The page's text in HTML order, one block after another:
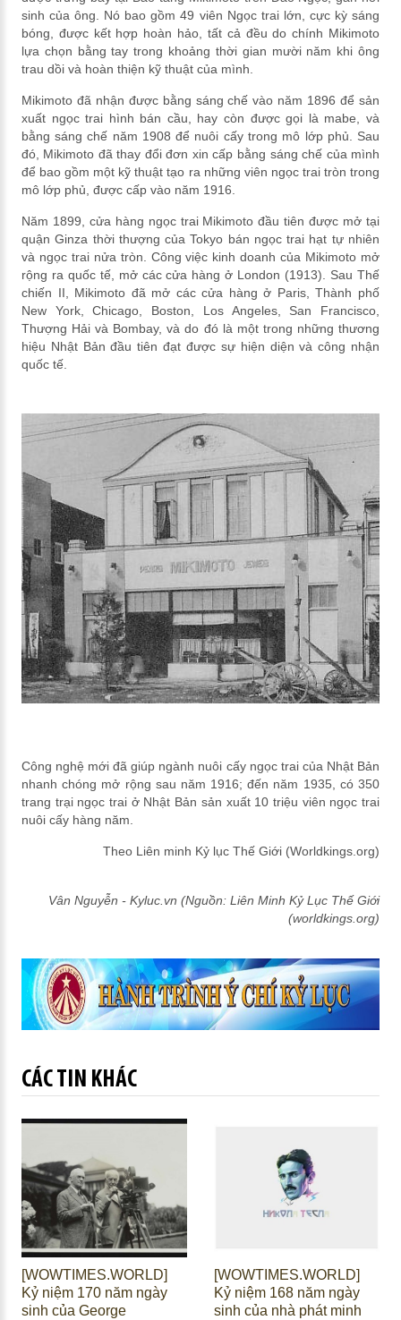
sinh của ông. Nó bao gồm 49 viên Ngọc trai lớn, cực kỳ sáng
bóng, được kết hợp hoàn hảo, tất cả đều do chính Mikimoto
lựa chọn bằng tay trong khoảng thời gian mười năm khi ông
trau dồi và hoàn thiện kỹ thuật của mình.
Mikimoto đã nhận được bằng sáng chế vào năm 1896 để sản
xuất ngọc trai hình bán cầu, hay còn được gọi là mabe, và
bằng sáng chế năm 1908 để nuôi cấy trong mô lớp phủ. Sau
đó, Mikimoto đã thay đổi đơn xin cấp bằng sáng chế của mình
để bao gồm một kỹ thuật tạo ra những viên ngọc trai tròn trong
mô lớp phủ, được cấp vào năm 1916.
Năm 1899, cửa hàng ngọc trai Mikimoto đầu tiên được mở tại
quận Ginza thời thượng của Tokyo bán ngọc trai hạt tự nhiên
và ngọc trai nửa tròn. Công việc kinh doanh của Mikimoto mở
rộng ra quốc tế, mở các cửa hàng ở London (1913). Sau Thế
chiến II, Mikimoto đã mở các cửa hàng ở Paris, Thành phố
New York, Chicago, Boston, Los Angeles, San Francisco,
Thượng Hải và Bombay, và do đó là một trong những thương
hiệu Nhật Bản đầu tiên đạt được sự hiện diện và công nhận
quốc tế.
Công nghệ mới đã giúp ngành nuôi cấy ngọc trai của Nhật Bản
nhanh chóng mở rộng sau năm 1916; đến năm 1935, có 350
trang trại ngọc trai ở Nhật Bản sản xuất 10 triệu viên ngọc trai
nuôi cấy hàng năm.
Theo Liên minh Kỷ lục Thế Giới (Worldkings.org)
Vân Nguyễn - Kyluc.vn (Nguồn: Liên Minh Kỷ Lục Thế Giới
(worldkings.org)
CÁC TIN KHÁC
[WOWTIMES.WORLD]
Kỷ niệm 170 năm ngày
sinh của George
[WOWTIMES.WORLD]
Kỷ niệm 168 năm ngày
sinh của nhà phát minh